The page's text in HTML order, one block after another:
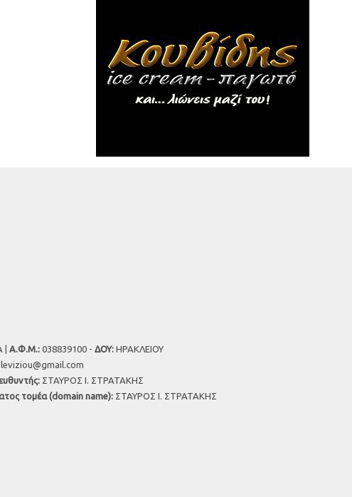
| Α.Φ.Μ.: 038839100 - ΔΟΥ: ΗΡΑΚΛΕΙΟΥ
ΣΤΑΥΡΟΣ Ι. ΣΤΡΑΤΑΚΗΣ
τομέα (domain name): ΣΤΑΥΡΟΣ Ι. ΣΤΡΑΤΑΚΗΣ